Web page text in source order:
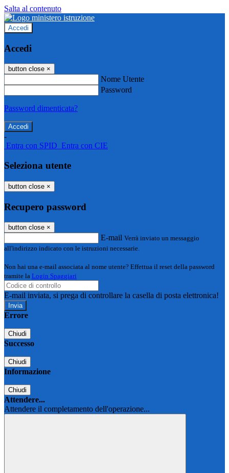
Salta al contenuto
Accedi
Accedi
button close ×
Nome Utente
Password
Password dimenticata?
-
Entra con SPID Entra con CIE
Seleziona utente
button close ×
Recupero password
button close ×
E-mail Verrà inviato un messaggio
all'indirizzo indicato con le istruzioni necessarie.
Non hai una e-mail associata al nome utente? Effettua il reset della password
tramite la Login Spaggiari
E-mail inviata, si prega di controllare la casella di posta elettronica!
Errore
Chiudi
Successo
Chiudi
Informazione
Chiudi
Attendere...
Attendere il completamento dell'operazione...